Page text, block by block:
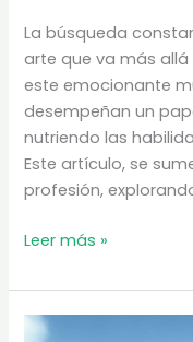
La búsqueda
arte que va más allá
este emocionante
desempeñan un
nutriendo las
Este artículo, se
profesión,
Los
en
el
Leer más »